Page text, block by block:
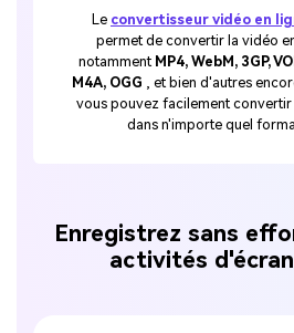
Le convertisseur vidéo en
permet de convertir la vidéo
notamment MP4, WebM, 3GP,
M4A, OGG , et bien d'autres
vous pouvez facilement convertir
dans n'importe quel
Enregistrez sans
activités